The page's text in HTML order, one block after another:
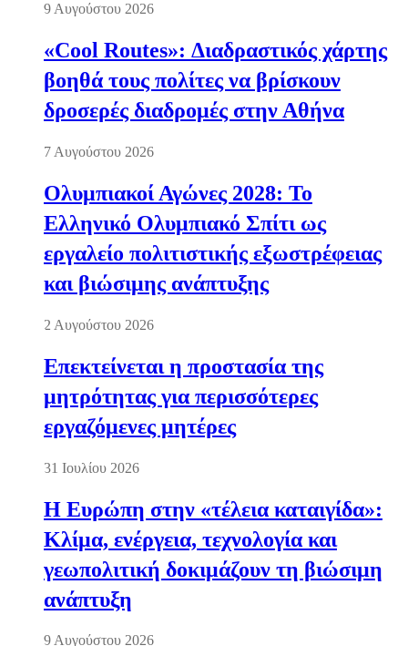
9 Αυγούστου 2026
«Cool Routes»: Διαδραστικός χάρτης
βοηθά τους πολίτες να βρίσκουν
δροσερές διαδρομές στην Αθήνα
7 Αυγούστου 2026
Ολυμπιακοί Αγώνες 2028: Το
Ελληνικό Ολυμπιακό Σπίτι ως
εργαλείο πολιτιστικής εξωστρέφειας
και βιώσιμης ανάπτυξης
2 Αυγούστου 2026
Επεκτείνεται η προστασία της
μητρότητας για περισσότερες
εργαζόμενες μητέρες
31 Ιουλίου 2026
Η Ευρώπη στην «τέλεια καταιγίδα»:
Κλίμα, ενέργεια, τεχνολογία και
γεωπολιτική δοκιμάζουν τη βιώσιμη
ανάπτυξη
9 Αυγούστου 2026